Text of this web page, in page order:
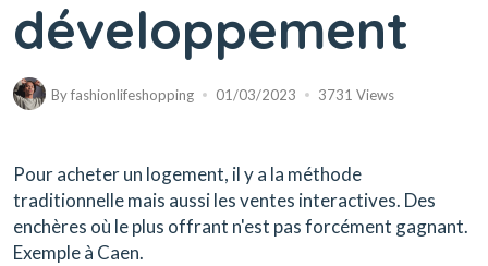
développement
Byfashionlifeshopping 01/03/2023 3731 Views
Pour acheter un logement, il y a la méthode
traditionnelle mais aussi les ventes interactives. Des
enchères où le plus offrant n'est pas forcément gagnant.
Exemple à Caen.